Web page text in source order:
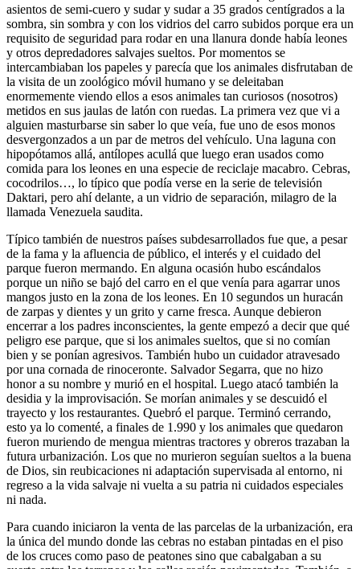
asientos de semi-cuero y sudar y sudar a 35 grados centígrados a la
sombra, sin sombra y con los vidrios del carro subidos porque era un
requisito de seguridad para rodar en una llanura donde había leones
y otros depredadores salvajes sueltos. Por momentos se
intercambiaban los papeles y parecía que los animales disfrutaban de
la visita de un zoológico móvil humano y se deleitaban
enormemente viendo ellos a esos animales tan curiosos (nosotros)
metidos en sus jaulas de latón con ruedas. La primera vez que vi a
alguien masturbarse sin saber lo que veía, fue uno de esos monos
desvergonzados a un par de metros del vehículo. Una laguna con
hipopótamos allá, antílopes acullá que luego eran usados como
comida para los leones en una especie de reciclaje macabro. Cebras,
cocodrilos…, lo típico que podía verse en la serie de televisión
Daktari, pero ahí delante, a un vidrio de separación, milagro de la
llamada Venezuela saudita.
Típico también de nuestros países subdesarrollados fue que, a pesar
de la fama y la afluencia de público, el interés y el cuidado del
parque fueron mermando. En alguna ocasión hubo escándalos
porque un niño se bajó del carro en el que venía para agarrar unos
mangos justo en la zona de los leones. En 10 segundos un huracán
de zarpas y dientes y un grito y carne fresca. Aunque debieron
encerrar a los padres inconscientes, la gente empezó a decir que qué
peligro ese parque, que si los animales sueltos, que si no comían
bien y se ponían agresivos. También hubo un cuidador atravesado
por una cornada de rinoceronte. Salvador Segarra, que no hizo
honor a su nombre y murió en el hospital. Luego atacó también la
desidia y la improvisación. Se morían animales y se descuidó el
trayecto y los restaurantes. Quebró el parque. Terminó cerrando,
esto ya lo comenté, a finales de 1.990 y los animales que quedaron
fueron muriendo de mengua mientras tractores y obreros trazaban la
futura urbanización. Los que no murieron seguían sueltos a la buena
de Dios, sin reubicaciones ni adaptación supervisada al entorno, ni
regreso a la vida salvaje ni vuelta a su patria ni cuidados especiales
ni nada.
Para cuando iniciaron la venta de las parcelas de la urbanización, era
la única del mundo donde las cebras no estaban pintadas en el piso
de los cruces como paso de peatones sino que cabalgaban a su